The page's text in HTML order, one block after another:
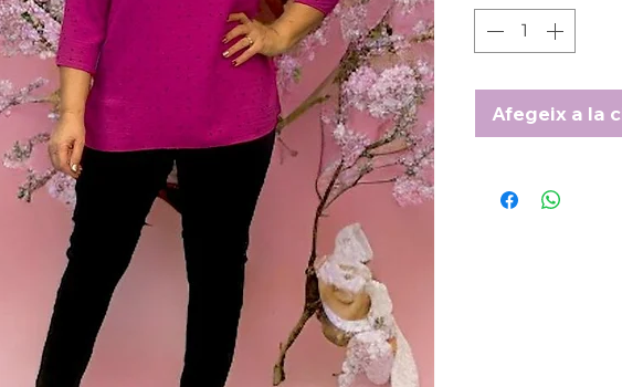
Afegeix a la